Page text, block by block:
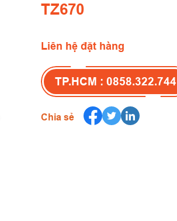
TZ670
Liên hệ đặt hàng
TP.HCM : 0858.322.744
Chia sẻ